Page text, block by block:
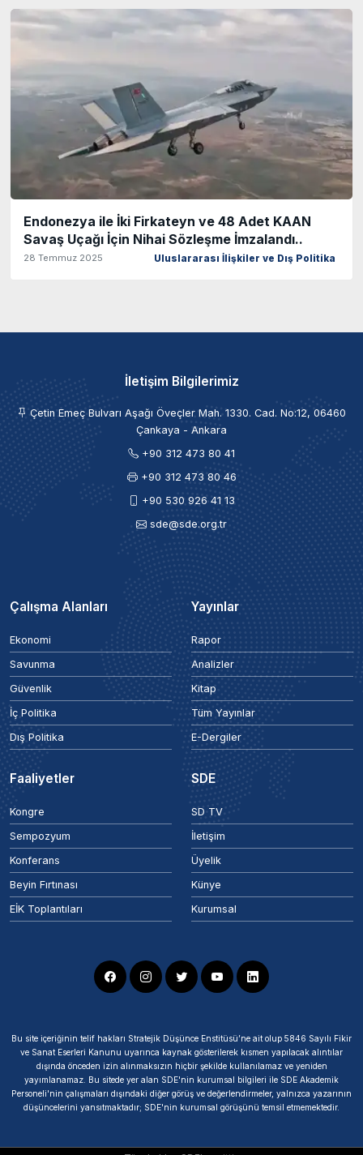
Endonezya ile İki Firkateyn ve 48 Adet KAAN
Savaş Uçağı İçin Nihai Sözleşme İmzalandı..
28 Temmuz 2025 Uluslararası İlişkiler ve Dış Politika
İletişim Bilgilerimiz
Çetin Emeç Bulvarı Aşağı Öveçler Mah. 1330. Cad. No:12, 06460
Çankaya - Ankara
+90 312 473 80 41
+90 312 473 80 46
+90 530 926 41 13
sde@sde.org.tr
Çalışma Alanları
Ekonomi
Savunma
Güvenlik
İç Politika
Dış Politika
Yayınlar
Rapor
Analizler
Kitap
Tüm Yayınlar
E-Dergiler
Faaliyetler
Kongre
Sempozyum
Konferans
Beyin Fırtınası
EİK Toplantıları
SDE
SD TV
İletişim
Üyelik
Künye
Kurumsal
Bu site içeriğinin telif hakları Stratejik Düşünce Enstitüsü’ne ait olup 5846 Sayılı Fikir
ve Sanat Eserleri Kanunu uyarınca kaynak gösterilerek kısmen yapılacak alıntılar
dışında önceden izin alınmaksızın hiçbir şekilde kullanılamaz ve yeniden
yayımlanamaz. Bu sitede yer alan SDE'nin kurumsal bilgileri ile SDE Akademik
Personeli'nin çalışmaları dışındaki diğer görüş ve değerlendirmeler, yalnızca yazarının
düşüncelerini yansıtmaktadır; SDE'nin kurumsal görüşünü temsil etmemektedir.